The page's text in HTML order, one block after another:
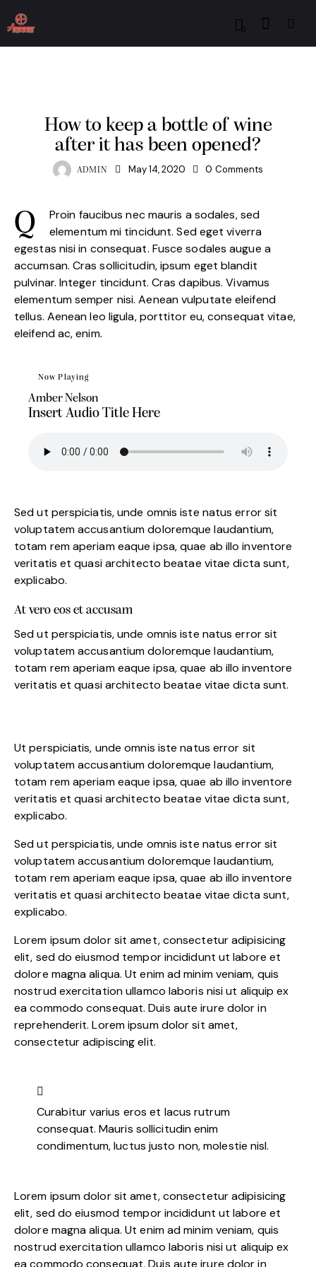
0
How to keep a bottle of wine
after it has been opened?
ADMIN May 14, 2020 0 Comments
Q
Proin faucibus nec mauris a sodales, sed
elementum mi tincidunt. Sed eget viverra
egestas nisi in consequat. Fusce sodales augue a
accumsan. Cras sollicitudin, ipsum eget blandit
pulvinar. Integer tincidunt. Cras dapibus. Vivamus
elementum semper nisi. Aenean vulputate eleifend
tellus. Aenean leo ligula, porttitor eu, consequat vitae,
eleifend ac, enim.
Now Playing
Amber Nelson
Insert Audio Title Here
Sed ut perspiciatis, unde omnis iste natus error sit
voluptatem accusantium doloremque laudantium,
totam rem aperiam eaque ipsa, quae ab illo inventore
veritatis et quasi architecto beatae vitae dicta sunt,
explicabo.
At vero eos et accusam
Sed ut perspiciatis, unde omnis iste natus error sit
voluptatem accusantium doloremque laudantium,
totam rem aperiam eaque ipsa, quae ab illo inventore
veritatis et quasi architecto beatae vitae dicta sunt.
Ut perspiciatis, unde omnis iste natus error sit
voluptatem accusantium doloremque laudantium,
totam rem aperiam eaque ipsa, quae ab illo inventore
veritatis et quasi architecto beatae vitae dicta sunt,
explicabo.
Sed ut perspiciatis, unde omnis iste natus error sit
voluptatem accusantium doloremque laudantium,
totam rem aperiam eaque ipsa, quae ab illo inventore
veritatis et quasi architecto beatae vitae dicta sunt,
explicabo.
Lorem ipsum dolor sit amet, consectetur adipisicing
elit, sed do eiusmod tempor incididunt ut labore et
dolore magna aliqua. Ut enim ad minim veniam, quis
nostrud exercitation ullamco laboris nisi ut aliquip ex
ea commodo consequat. Duis aute irure dolor in
reprehenderit. Lorem ipsum dolor sit amet,
consectetur adipiscing elit.
Curabitur varius eros et lacus rutrum
consequat. Mauris sollicitudin enim
condimentum, luctus justo non, molestie nisl.
Lorem ipsum dolor sit amet, consectetur adipisicing
elit, sed do eiusmod tempor incididunt ut labore et
dolore magna aliqua. Ut enim ad minim veniam, quis
nostrud exercitation ullamco laboris nisi ut aliquip ex
ea commodo consequat. Duis aute irure dolor in